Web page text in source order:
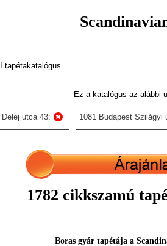
tapétakatalógus
Ez a katalógus az alábbi
utca 43: 1081 Budapest Szilágyi
1782 cikkszamú
Boras gyár tapétája a